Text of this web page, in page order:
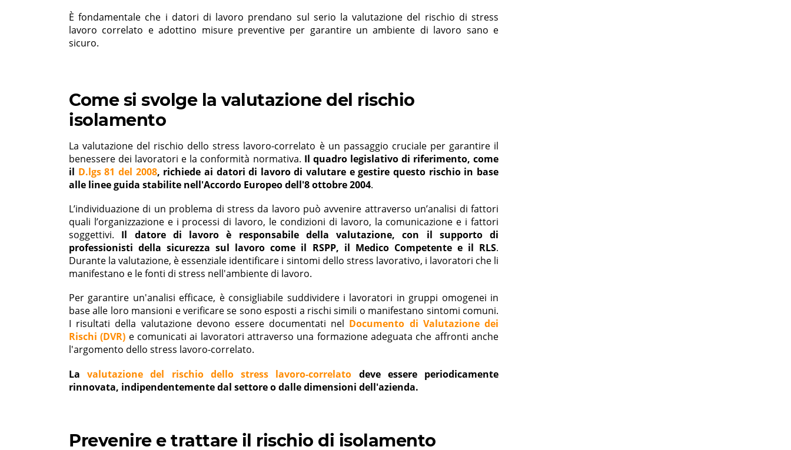
È fondamentale che i datori di lavoro prendano sul serio la valutazione del rischio di stress
lavoro correlato e adottino misure preventive per garantire un ambiente di lavoro sano e
sicuro.
Come si svolge la valutazione del rischio
isolamento
La valutazione del rischio dello stress lavoro-correlato è un passaggio cruciale per garantire il
benessere dei lavoratori e la conformità normativa. Il quadro legislativo di riferimento, come
il D.lgs 81 del 2008, richiede ai datori di lavoro di valutare e gestire questo rischio in base
alle linee guida stabilite nell'Accordo Europeo dell'8 ottobre 2004.
L’individuazione di un problema di stress da lavoro può avvenire attraverso un’analisi di fattori
quali l’organizzazione e i processi di lavoro, le condizioni di lavoro, la comunicazione e i fattori
soggettivi. Il datore di lavoro è responsabile della valutazione, con il supporto di
professionisti della sicurezza sul lavoro come il RSPP, il Medico Competente e il RLS.
Durante la valutazione, è essenziale identificare i sintomi dello stress lavorativo, i lavoratori che li
manifestano e le fonti di stress nell'ambiente di lavoro.
Per garantire un'analisi efficace, è consigliabile suddividere i lavoratori in gruppi omogenei in
base alle loro mansioni e verificare se sono esposti a rischi simili o manifestano sintomi comuni.
I risultati della valutazione devono essere documentati nel Documento di Valutazione dei
Rischi (DVR) e comunicati ai lavoratori attraverso una formazione adeguata che affronti anche
l'argomento dello stress lavoro-correlato.
Lavalutazione del rischio dello stress lavoro-correlato deve essere periodicamente
rinnovata, indipendentemente dal settore o dalle dimensioni dell'azienda.
Prevenire e trattare il rischio di isolamento